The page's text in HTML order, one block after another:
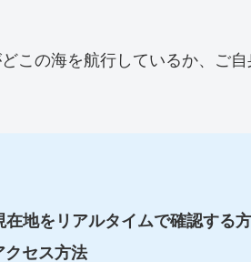
この海を航行しているか、ご
地をリアルタイムで確認する
セス方法